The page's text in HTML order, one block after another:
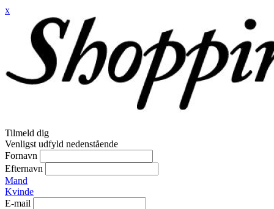
x
Tilmeld dig
Venligst udfyld nedenstående
Fornavn
Efternavn
Mand
Kvinde
E-mail